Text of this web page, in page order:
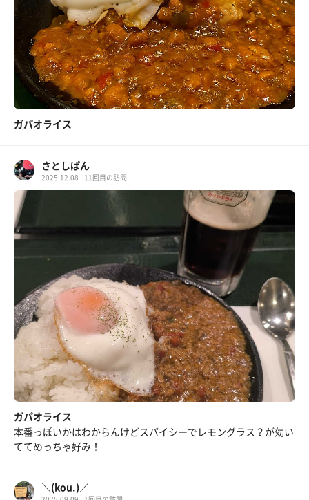
ガパオライス
さとしぱん
2025.12.08 11回目の訪問
ガパオライス
本番っぽいかはわからんけどスパイシーでレモングラス？が効い
ててめっちゃ好み！
＼(kou.)／